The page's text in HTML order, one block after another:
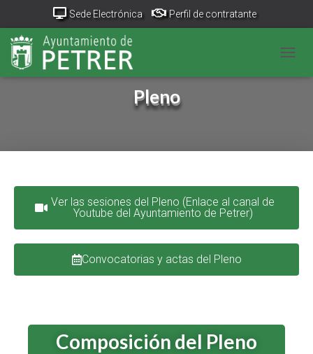
Sede Electrónica Perfil de contratante
Portal Transparencia
Canal de denuncias
Pleno
Ver las sesiones del Pleno (Enlace al canal de
Youtube del Ayuntamiento de Petrer)
Convocatorias y actas del Pleno
Composición del Pleno